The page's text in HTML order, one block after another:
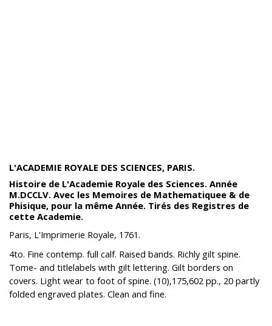
L'ACADEMIE ROYALE DES SCIENCES, PARIS.
Histoire de L'Academie Royale des Sciences. Année
M.DCCLV. Avec les Memoires de Mathematiquee & de
Phisique, pour la même Année. Tirés des Registres de
cette Academie.
Paris, L'Imprimerie Royale, 1761.
4to. Fine contemp. full calf. Raised bands. Richly gilt spine.
Tome- and titlelabels with gilt lettering. Gilt borders on
covers. Light wear to foot of spine. (10),175,602 pp., 20 partly
folded engraved plates. Clean and fine.